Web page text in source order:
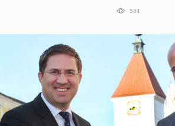
584